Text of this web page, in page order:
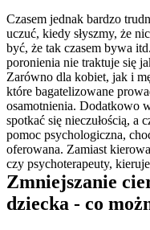
Czasem jednak bardzo
uczuć, kiedy słyszmy, że
być, że tak czasem bywa
poronienia nie traktuje się
Zarówno dla kobiet, jak i
które bagatelizowane
osamotnienia. Dodatkowo
spotkać się nieczułością, a
pomoc psychologiczna,
oferowana. Zamiast
czy psychoterapeuty,
Zmniejszanie
dziecka - co